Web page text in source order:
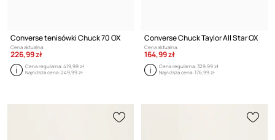
Converse tenisówki Chuck 70 OX
Cena aktualna:
226,99 zł
Cena regularna:419,99 zł
Najniższa cena:249,99 zł
Converse Chuck Taylor All Star OX
Cena aktualna:
164,99 zł
Cena regularna:329,99 zł
Najniższa cena:176,99 zł